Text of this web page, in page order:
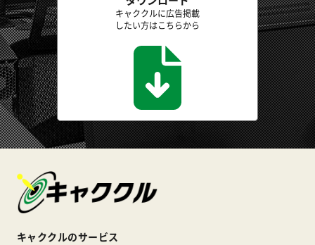
キャククルに広告掲載
したい方はこちらから
キャククルのサービス